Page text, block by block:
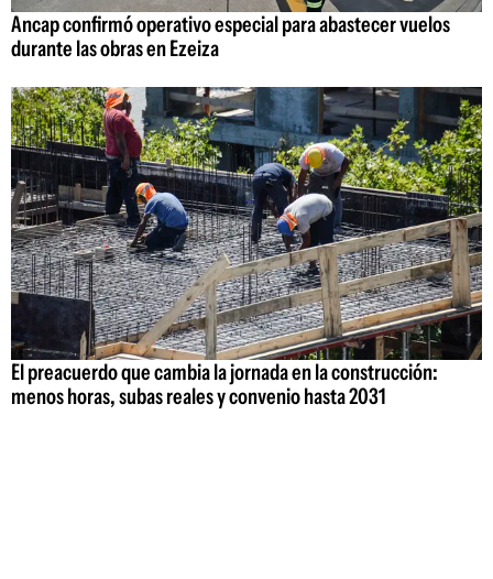
Ancap confirmó operativo especial para abastecer vuelos
durante las obras en Ezeiza
El preacuerdo que cambia la jornada en la construcción:
menos horas, subas reales y convenio hasta 2031